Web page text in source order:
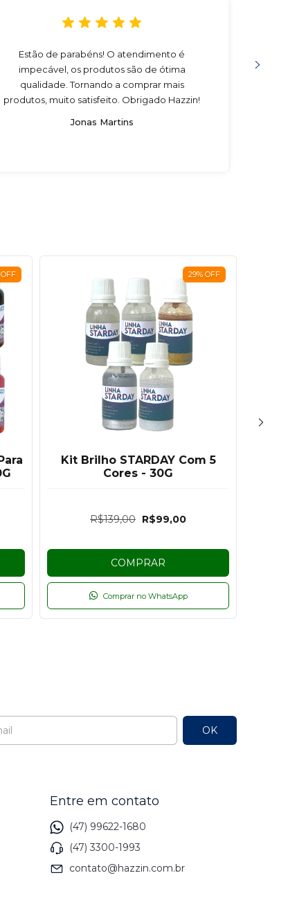
Estão de parabéns! O atendimento é
impecável, os produtos são de ótima
qualidade. Tornando a comprar mais
produtos, muito satisfeito. Obrigado Hazzin!
Jonas Martins
OFF 29% OFF
Kit Brilho STARDAY Com 5
Cores - 30G
R$139,00 R$99,00
COMPRAR
Comprar no WhatsApp
Entre em contato
(47) 99622-1680
(47) 3300-1993
contato@hazzin.com.br